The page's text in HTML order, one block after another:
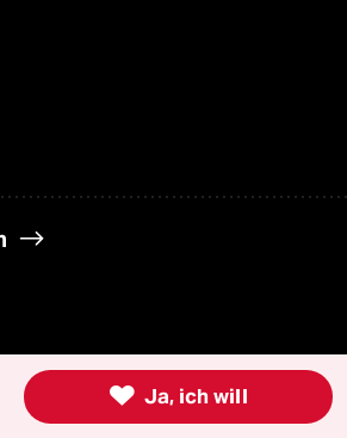
 Ja, ich will